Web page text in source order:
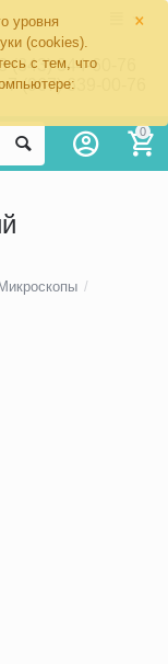
×
уровня
(cookies).
с тем, что
(343) 344-60-76
(967) 639-00-76
0
Микроскопы /